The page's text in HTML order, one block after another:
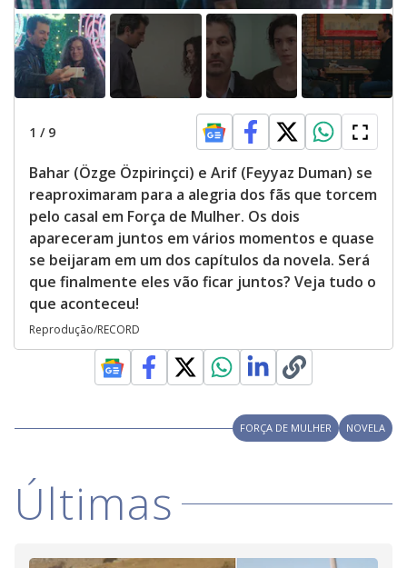
1 / 9
Bahar (Özge Özpirinçci) e Arif (Feyyaz Duman) se
reaproximaram para a alegria dos fãs que torcem
pelo casal em Força de Mulher. Os dois
apareceram juntos em vários momentos e quase
se beijaram em um dos capítulos da novela. Será
que finalmente eles vão ficar juntos? Veja tudo o
que aconteceu!
Reprodução/RECORD
FORÇA DE MULHER NOVELA
Últimas